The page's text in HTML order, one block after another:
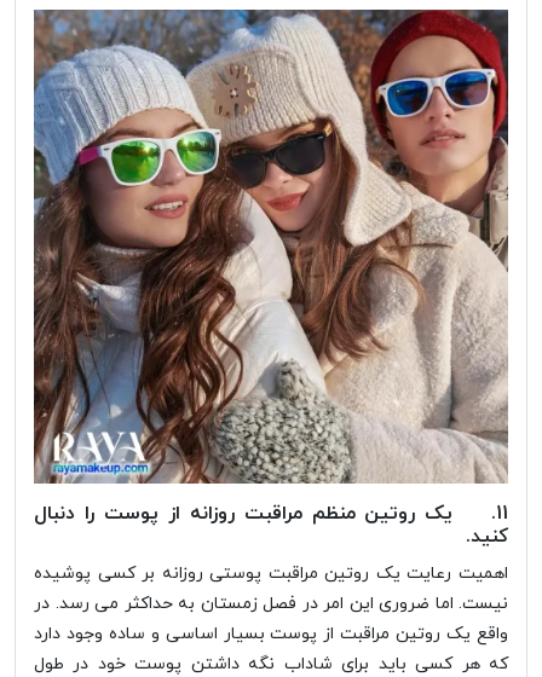
11. یک روتین منظم مراقبت روزانه از پوست را دنبال
کنید.
اهمیت رعایت یک روتین مراقبت پوستی روزانه بر کسی پوشیده
نیست. اما ضروری این امر در فصل زمستان به حداکثر می رسد. در
واقع یک روتین مراقبت از پوست بسیار اساسی و ساده وجود دارد
که هر کسی باید برای شاداب نگه داشتن پوست خود در طول